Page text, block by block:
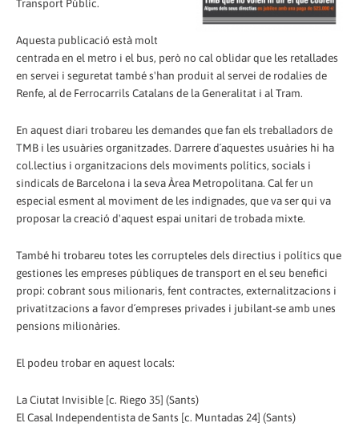
Transport Públic.
Aquesta publicació està molt
centrada en el metro i el bus, però no cal oblidar que les retallades
en servei i seguretat també s'han produit al servei de rodalies de
Renfe, al de Ferrocarrils Catalans de la Generalitat i al Tram.
En aquest diari trobareu les demandes que fan els treballadors de
TMB i les usuàries organitzades. Darrere d´aquestes usuàries hi ha
col.lectius i organitzacions dels moviments polítics, socials i
sindicals de Barcelona i la seva Àrea Metropolitana. Cal fer un
especial esment al moviment de les indignades, que va ser qui va
proposar la creació d'aquest espai unitari de trobada mixte.
També hi trobareu totes les corrupteles dels directius i polítics que
gestiones les empreses públiques de transport en el seu benefici
propi: cobrant sous milionaris, fent contractes, externalitzacions i
privatitzacions a favor d´empreses privades i jubilant-se amb unes
pensions milionàries.
El podeu trobar en aquest locals:
La Ciutat Invisible [c. Riego 35] (Sants)
El Casal Independentista de Sants [c. Muntadas 24] (Sants)